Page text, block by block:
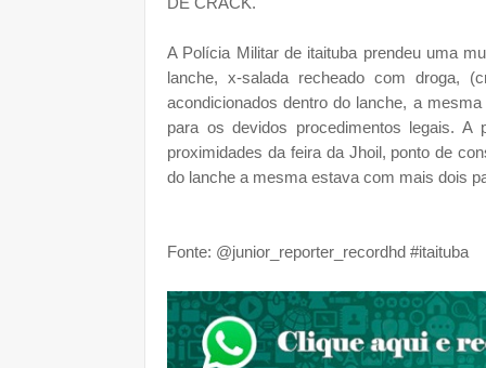
A Polícia Militar de itaituba prendeu uma
lanche, x-salada recheado com droga,
acondicionados dentro do lanche, a
para os devidos procedimentos legais. A
proximidades da feira da Jhoil, ponto de
do lanche a mesma estava com mais dois
Fonte: @junior_reporter_recordhd #itaituba